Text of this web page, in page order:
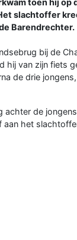
slachtoffer
Barendrechter.
bij de
hij van zijn fiets
de drie
de
het